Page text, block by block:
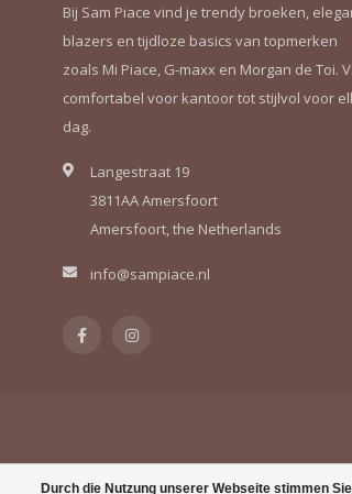
Durch die Nutzung unserer Webseite stimmen
Bij Sam Piace vind je trendy broeken,
blazers en tijdloze basics van topmerken
zoals Mi Piace, G-maxx en Morgan de Toi.
comfortabel voor kantoor tot stijlvol voor
dag.
Langestraat 19
3811AA Amersfoort
Amersfoort, the Netherlands
info@sampiace.nl